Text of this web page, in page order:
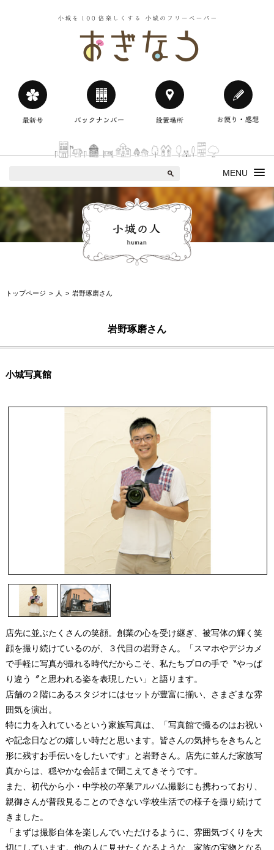
MENU
小城の人
トップページ 人 岩野琢磨さん
岩野琢磨さん
小城写真館
店先に並ぶたくさんの笑顔。創業の心を受け継ぎ、被写体の輝く笑
顔を撮り続けているのが、３代目の岩野さん。「スマホやデジカメ
で手軽に写真が撮れる時代だからこそ、私たちプロの手で〝やっぱ
り違う〞と思われる姿を表現したい」と語ります。
店舗の２階にあるスタジオにはセットが豊富に揃い、さまざまな雰
囲気を演出。
特に力を入れているという家族写真は、「写真館で撮るのはお祝い
や記念日などの嬉しい時だと思います。皆さんの気持ちをきちんと
形に残すお手伝いをしたいです」と岩野さん。店先に並んだ家族写
真からは、穏やかな会話まで聞こえてきそうです。
また、初代から小・中学校の卒業アルバム撮影にも携わっており、
親御さんが普段見ることのできない学校生活での様子を撮り続けて
きました。
「まずは撮影自体を楽しんでいただけるように、雰囲気づくりを大
切にしています。他の人に見せたくなるような、家族の宝物となる